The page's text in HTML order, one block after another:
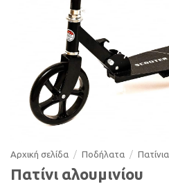
Αρχική σελίδα / Ποδήλατα / Πατίνια
Πατίνι αλουμινίου